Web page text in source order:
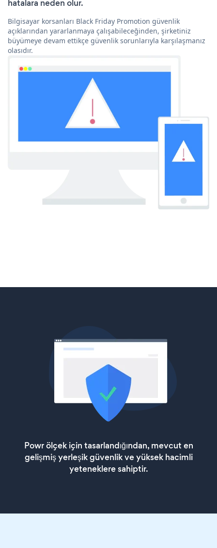
hatalara neden olur.
Bilgisayar korsanları Black Friday Promotion güvenlik
açıklarından yararlanmaya çalışabileceğinden, şirketiniz
büyümeye devam ettikçe güvenlik sorunlarıyla karşılaşmanız
olasıdır.
Powr ölçek için tasarlandığından, mevcut en
gelişmiş yerleşik güvenlik ve yüksek hacimli
yeteneklere sahiptir.